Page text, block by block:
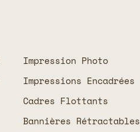
Impression Photo
Impressions Encadrées
Cadres Flottants
Bannières Rétractables